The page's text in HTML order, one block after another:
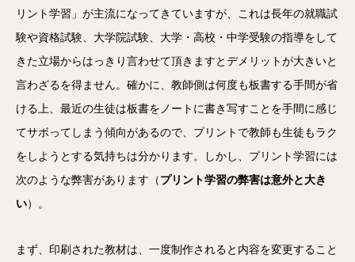
リント学習」が主流になってきていますが、これは長年の就職試
験や資格試験、大学院試験、大学・高校・中学受験の指導をして
きた立場からはっきり言わせて頂きますとデメリットが大きいと
言わざるを得ません。確かに、教師側は何度も板書する手間が省
ける上、最近の生徒は板書をノートに書き写すことを手間に感じ
てサボってしまう傾向があるので、プリントで教師も生徒もラク
をしようとする気持ちは分かります。しかし、プリント学習には
次のような弊害があります（ プリント学習の弊害は意外と大き
い）。
まず、印刷された教材は、一度制作されると内容を変更すること